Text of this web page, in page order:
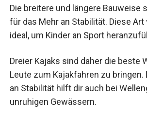
Die breitere und längere Bauweise
für das Mehr an Stabilität. Diese
ideal, um Kinder an Sport
Dreier Kajaks sind daher die beste
Leute zum Kajakfahren zu bringen.
an Stabilität hilft dir auch bei
unruhigen Gewässern.